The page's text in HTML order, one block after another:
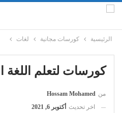
الرئيسية كورسات مجانية لغات
كورسات لتعلم اللغة
من Hossam Mohamed
اخر تحديث أكتوبر 6, 2021